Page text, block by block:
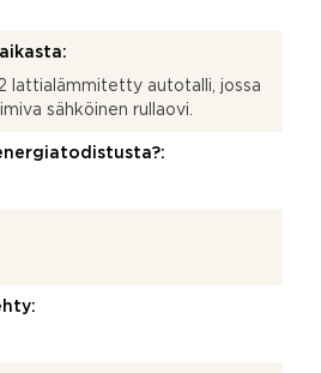
lattialämmitetty autotalli, jossa
sähköinen rullaovi.